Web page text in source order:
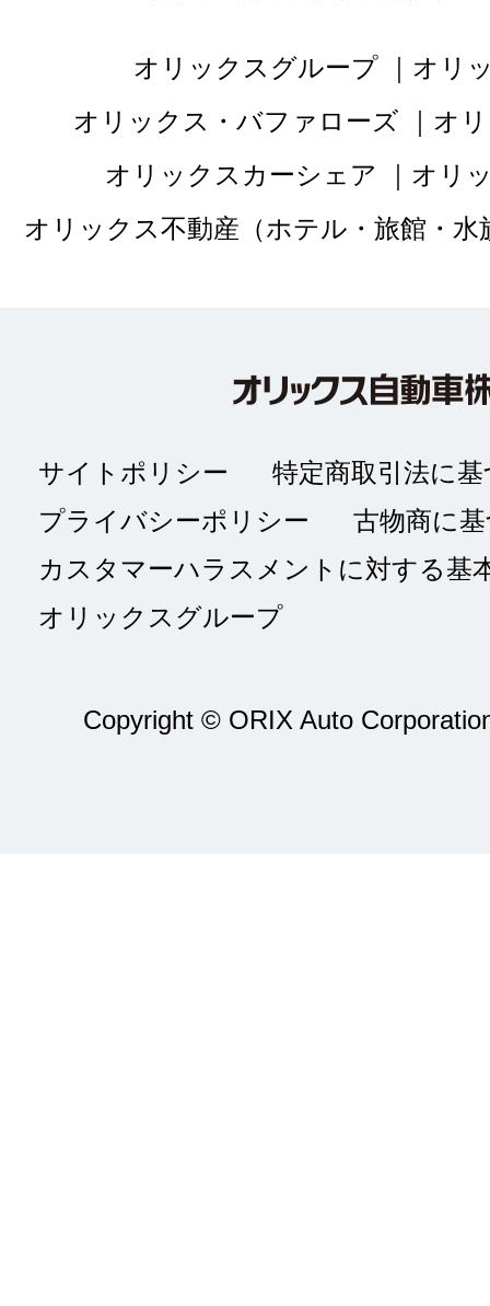
オリックスグループ
オリ
オリックス・バファローズ
オ
オリックスカーシェア
オリ
オリックス不動産（ホテル・旅館・
サイトポリシー
特定商取引法に
プライバシーポリシー
古物商に
カスタマーハラスメントに対する基
オリックスグループ
Copyright © ORIX Auto